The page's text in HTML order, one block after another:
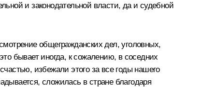
и законодательной власти, да и судебной
общегражданских дел, уголовных,
бывает иногда, к сожалению, в соседних
избежали этого за все годы нашего
сложилась в стране благодаря